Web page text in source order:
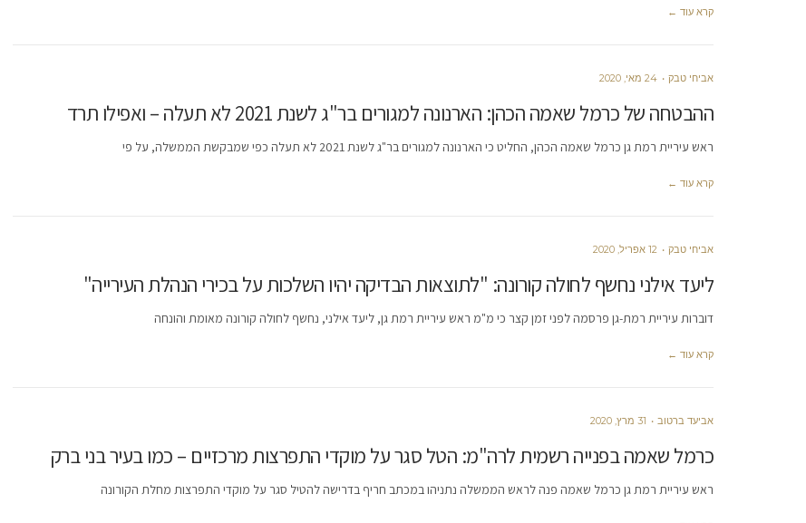
קרא עוד ←
אביחי טבק 24 מאי, 2020
ההבטחה של כרמל שאמה הכהן: הארנונה למגורים בר"ג לשנת 2021 לא תעלה – ואפילו תרד
ראש עיריית רמת גן כרמל שאמה הכהן, החליט כי הארנונה למגורים בר"ג לשנת 2021 לא תעלה כפי שמבקשת הממשלה, על פי
קרא עוד ←
אביחי טבק 12 אפריל, 2020
ליעד אילני נחשף לחולה קורונה: "לתוצאות הבדיקה יהיו השלכות על בכירי הנהלת העירייה"
דוברות עיריית רמת-גן פרסמה לפני זמן קצר כי מ"מ ראש עיריית רמת גן, ליעד אילני, נחשף לחולה קורונה מאומת והונחה
קרא עוד ←
אביעד ברטוב 31 מרץ, 2020
כרמל שאמה בפנייה רשמית לרה"מ: הטל סגר על מוקדי התפרצות מרכזיים – כמו בעיר בני ברק
ראש עיריית רמת גן כרמל שאמה פנה לראש הממשלה נתניהו במכתב חריף בדרישה להטיל סגר על מוקדי התפרצות מחלת הקורונה